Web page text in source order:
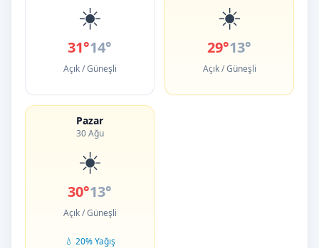
☀️
31°14°
Açık / Güneşli
☀️
29°13°
Açık / Güneşli
Pazar
30 Ağu
☀️
30°13°
Açık / Güneşli
💧 20% Yağış